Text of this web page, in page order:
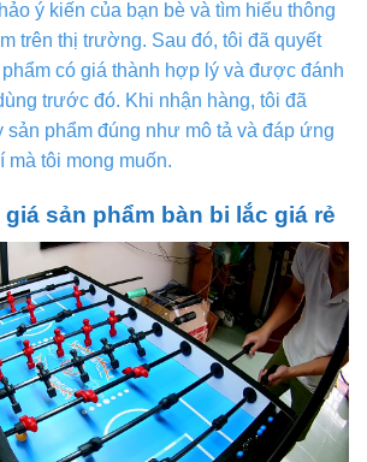
ý kiến của bạn bè và tìm hiểu thông
trên thị trường. Sau đó, tôi đã quyết
có giá thành hợp lý và được đánh
trước đó. Khi nhận hàng, tôi đã
sản phẩm đúng như mô tả và đáp ứng
mà tôi mong muốn.
sản phẩm bàn bi lắc giá rẻ